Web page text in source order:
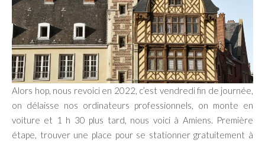
Alors hop, nous revoici en 2022, c’est vendredi fin de journée,
on délaisse nos ordinateurs professionnels, on monte en
voiture et 1 h 30 plus tard, nous voici à Amiens. Première
étape, trouver une place pour se stationner gratuitement à